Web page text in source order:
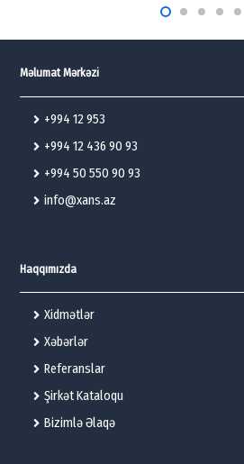
Məlumat Mərkəzi
+994 12 953
+994 12 436 90 93
+994 50 550 90 93
info@xans.az
Haqqımızda
Xidmətlər
Xəbərlər
Referanslar
Şirkət Kataloqu
Bizimlə Əlaqə